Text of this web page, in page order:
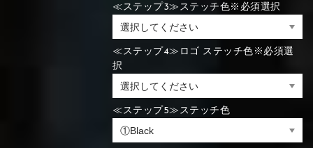
⑭Caramel
⑭Pink ⑮Rose pink
⑰Silver ⑱Green
≪ステップ3≫ステッチ色※必須選択
≪ステップ4≫ロゴ ステッチ色※必須選
択
≪ステップ5≫ステッチ色